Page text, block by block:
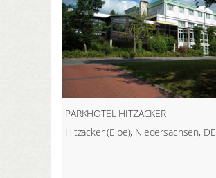
PARKHOTEL HITZACKER
Hitzacker (Elbe), Niedersachsen, DE